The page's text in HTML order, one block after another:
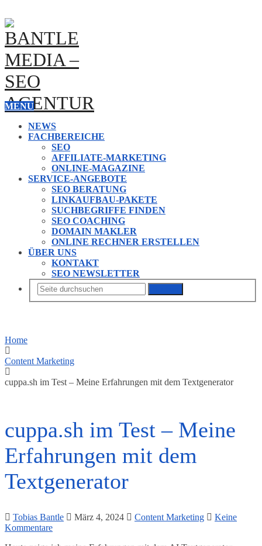
MENU
NEWS
FACHBEREICHE
SEO
AFFILIATE-MARKETING
ONLINE-MAGAZINE
SERVICE-ANGEBOTE
SEO BERATUNG
LINKAUFBAU-PAKETE
SUCHBEGRIFFE FINDEN
SEO COACHING
DOMAIN MAKLER
ONLINE RECHNER ERSTELLEN
ÜBER UNS
KONTAKT
SEO NEWSLETTER
Home
Content Marketing
cuppa.sh im Test – Meine Erfahrungen mit dem Textgenerator
cuppa.sh im Test – Meine
Erfahrungen mit dem
Textgenerator
Tobias Bantle März 4, 2024 Content Marketing
Keine
Kommentare